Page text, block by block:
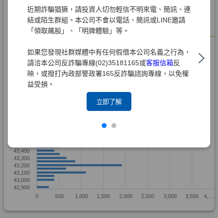
近期詐騙猖獗，請投資人切勿輕信不明來電、簡訊、連
結或陌生群組。本公司不會以電話、簡訊或LINE邀請
「領取飆股」、「明牌體驗」等。
如果您發現社群媒體中有任何假借本公司名義之行為，
請洽本公司反詐騙專線(02)35181165或客服信箱反
映，或撥打內政部警政署165反詐騙諮詢專線，以免權
益受損。
立即了解